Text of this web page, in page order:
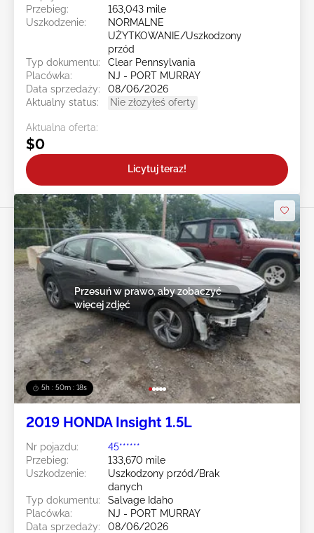
Przebieg:
163,043 mile
Uszkodzenie:
NORMALNE
UŻYTKOWANIE/Uszkodzony
przód
Typ dokumentu:
Clear Pennsylvania
Placówka:
NJ - PORT MURRAY
Data sprzedaży:
08/06/2026
Aktualny status:
Nie złożyłeś oferty
Aktualna oferta:
$0
Licytuj teraz!
5h : 50m : 16s
Przesuń w prawo, aby zobaczyć
więcej zdjęć
2019 HONDA Insight 1.5L
Nr pojazdu:
45******
Przebieg:
133,670 mile
Uszkodzenie:
Uszkodzony przód/Brak
danych
Typ dokumentu:
Salvage Idaho
Placówka:
NJ - PORT MURRAY
Data sprzedaży:
08/06/2026